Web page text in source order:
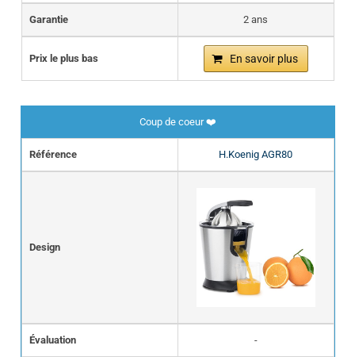
Garantie 2 ans
Prix le plus bas En savoir plus
Coup de coeur ❤️
Référence H.Koenig AGR80
Design
Évaluation -